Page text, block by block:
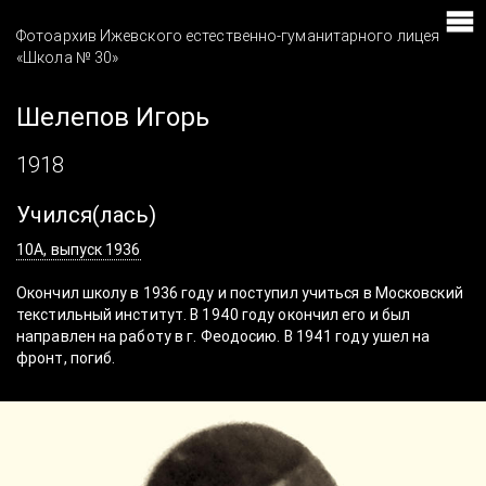
Фотоархив Ижевского естественно-гуманитарного лицея
«Школа № 30»
Шелепов Игорь
1918
Учился(лась)
10А, выпуск 1936
Окончил школу в 1936 году и поступил учиться в Московский
текстильный институт. В 1940 году окончил его и был
направлен на работу в г. Феодосию. В 1941 году ушел на
фронт, погиб.